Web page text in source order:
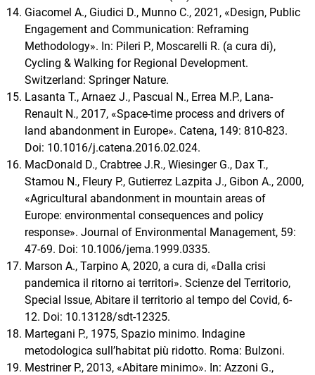
Giacomel A., Giudici D., Munno C., 2021, «Design, Public
Engagement and Communication: Reframing
Methodology». In: Pileri P., Moscarelli R. (a cura di),
Cycling & Walking for Regional Development.
Switzerland: Springer Nature.
Lasanta T., Arnaez J., Pascual N., Errea M.P., Lana-
Renault N., 2017, «Space-time process and drivers of
land abandonment in Europe». Catena, 149: 810-823.
Doi: 10.1016/j.catena.2016.02.024.
MacDonald D., Crabtree J.R., Wiesinger G., Dax T.,
Stamou N., Fleury P., Gutierrez Lazpita J., Gibon A., 2000,
«Agricultural abandonment in mountain areas of
Europe: environmental consequences and policy
response». Journal of Environmental Management, 59:
47-69. Doi: 10.1006/jema.1999.0335.
Marson A., Tarpino A, 2020, a cura di, «Dalla crisi
pandemica il ritorno ai territori». Scienze del Territorio,
Special Issue, Abitare il territorio al tempo del Covid, 6-
12. Doi: 10.13128/sdt-12325.
Martegani P., 1975, Spazio minimo. Indagine
metodologica sull’habitat più ridotto. Roma: Bulzoni.
Mestriner P., 2013, «Abitare minimo». In: Azzoni G.,